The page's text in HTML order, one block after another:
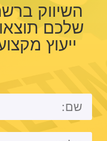
השיווק
שלכם
ייעוץ